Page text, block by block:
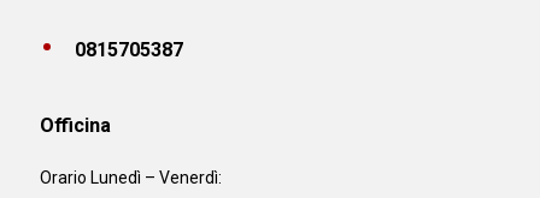
0815705387
Officina
Orario Lunedì – Venerdì: